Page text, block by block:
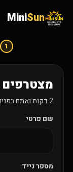
MiniSun
1
מצטרפים
2 דקות ואתם בפנים — נרשמים, בוחרים חבילה ומתחילים להשתזף.
שם פרטי
מספר נייד